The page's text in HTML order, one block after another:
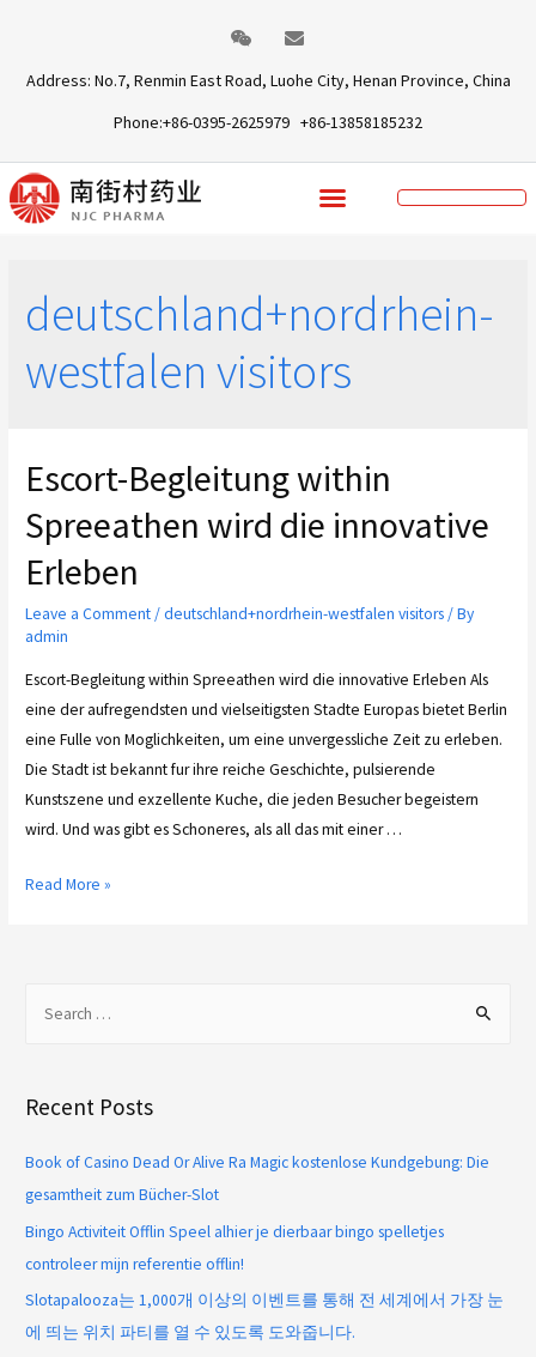
Address: No.7, Renmin East Road, Luohe City, Henan Province, China
Phone:+86-0395-2625979 +86-13858185232
deutschland+nordrhein-
westfalen visitors
Escort-Begleitung within
Spreeathen wird die innovative
Erleben
Leave a Comment/deutschland+nordrhein-westfalen visitors/ By
admin
Escort-Begleitung within Spreeathen wird die innovative Erleben Als
eine der aufregendsten und vielseitigsten Stadte Europas bietet Berlin
eine Fulle von Moglichkeiten, um eine unvergessliche Zeit zu erleben.
Die Stadt ist bekannt fur ihre reiche Geschichte, pulsierende
Kunstszene und exzellente Kuche, die jeden Besucher begeistern
wird. Und was gibt es Schoneres, als all das mit einer …
Read More »
Recent Posts
Book of Casino Dead Or Alive Ra Magic kostenlose Kundgebung: Die
gesamtheit zum Bücher-Slot
Bingo Activiteit Offlin Speel alhier je dierbaar bingo spelletjes
controleer mijn referentie offlin!
Slotapalooza는 1,000개 이상의 이벤트를 통해 전 세계에서 가장 눈
에 띄는 위치 파티를 열 수 있도록 도와줍니다.